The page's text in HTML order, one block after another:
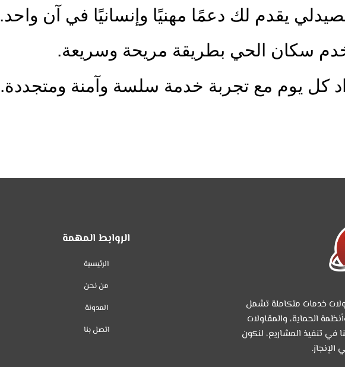
يقدم لك دعمًا مهنيًا وإنسانيًا في آن واحد.
سكان الحي بطريقة مريحة وسريعة.
كل يوم مع تجربة خدمة سلسة وآمنة ومتجددة.
خدمات متكاملة تشمل
الحماية، والمقاولات
في تنفيذ المشاريع، لنكون
الروابط المهمة
الرئيسية
من نحن
المدونة
اتصل بنا